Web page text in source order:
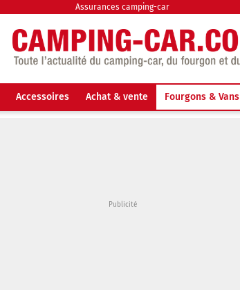
Assurances camping-car
Accessoires Achat & vente Fourgons & Vans